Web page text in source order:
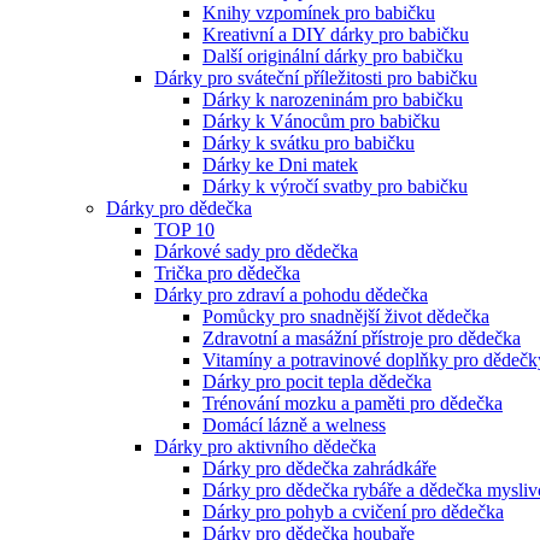
Knihy vzpomínek pro babičku
Kreativní a DIY dárky pro babičku
Další originální dárky pro babičku
Dárky pro sváteční příležitosti pro babičku
Dárky k narozeninám pro babičku
Dárky k Vánocům pro babičku
Dárky k svátku pro babičku
Dárky ke Dni matek
Dárky k výročí svatby pro babičku
Dárky pro dědečka
TOP 10
Dárkové sady pro dědečka
Trička pro dědečka
Dárky pro zdraví a pohodu dědečka
Pomůcky pro snadnější život dědečka
Zdravotní a masážní přístroje pro dědečka
Vitamíny a potravinové doplňky pro
Dárky pro pocit tepla dědečka
Trénování mozku a paměti pro dědečka
Domácí lázně a welness
Dárky pro aktivního dědečka
Dárky pro dědečka zahrádkáře
Dárky pro dědečka rybáře a dědečka
Dárky pro pohyb a cvičení pro dědečka
Dárky pro dědečka houbaře